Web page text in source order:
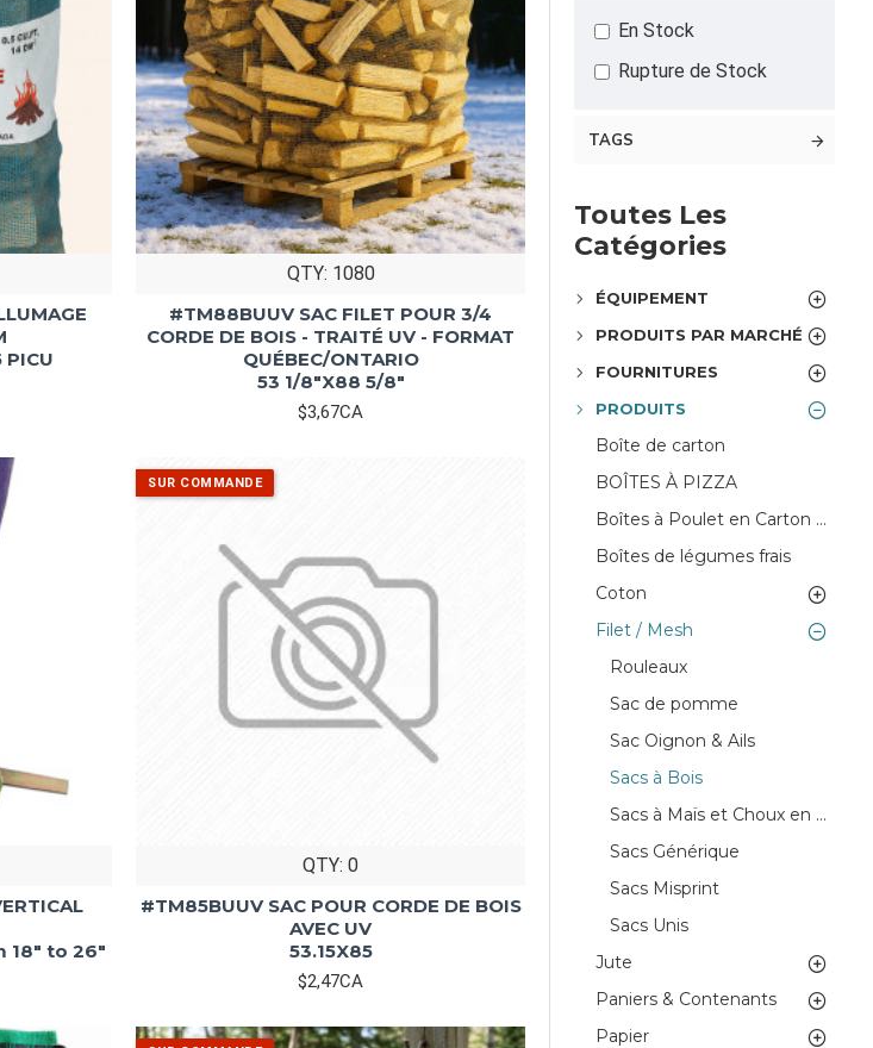
PICU
QTY: 1080
#TM88BUUV SAC FILET POUR 3/4
CORDE DE BOIS - TRAITÉ UV - FORMAT
QUÉBEC/ONTARIO
53 1/8"X88 5/8"
$3,67CA
18" to 26"
QTY: 0
#TM85BUUV SAC POUR CORDE DE BOIS
AVEC UV
53.15X85
$2,47CA
TAGS
En Stock
Rupture de Stock
Toutes Les
Catégories
ÉQUIPEMENT
PRODUITS PAR MARCHÉ
FOURNITURES
PRODUITS
Boîte de carton
BOÎTES À PIZZA
Boîtes à Poulet en Carton Ondulé
Boîtes de légumes frais
Coton
Filet / Mesh
Rouleaux
Sac de pomme
Sac Oignon & Ails
Sacs à Bois
Sacs à Maïs et Choux en Filet Mesh
Sacs Générique
Sacs Misprint
Sacs Unis
Jute
Paniers & Contenants
Papier